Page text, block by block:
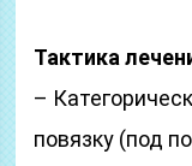
Тактика
–
повязку (под